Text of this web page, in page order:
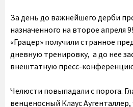
За день до важнейшего дерби
назначенного на второе апреля
«Грацер» получили странное
дневную тренировку, а до нее
внештатную пресс-
Челюсти повыпадали с порога.
венценосный Клаус